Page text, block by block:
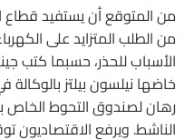
من المتوقع أن يستفيد قطاع
من الطلب المتزايد على
الأسباب للحذر، حسبما كتب
خاضها نيلسون بيلتز بالوكالة
رهان لصندوق التحوط الخاص
الناشط. ويرفع الاقتصاديون